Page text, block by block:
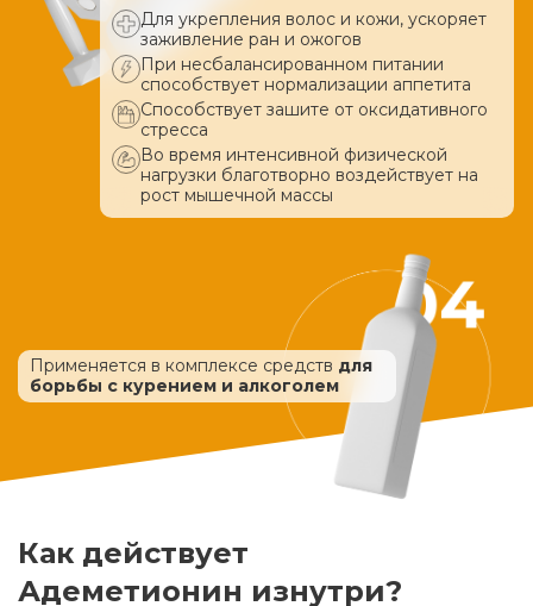
Для укрепления волос и кожи, ускоряет
заживление ран и ожогов
При несбалансированном питании
способствует нормализации аппетита
Способствует зашите от оксидативного
стресса
Во время интенсивной физической
нагрузки благотворно воздействует на
рост мышечной массы
Применяется в комплексе средств для
борьбы с курением и алкоголем
Как действует
Адеметионин изнутри?